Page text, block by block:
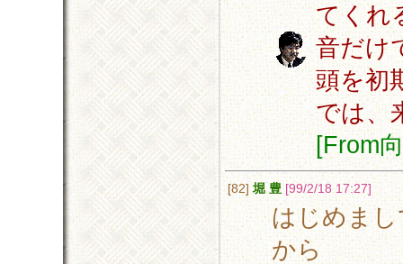
てくれ
音だけ
頭を初
では、
[From
[82]堀 豊 [99/2/18 17:27]
はじめま
から